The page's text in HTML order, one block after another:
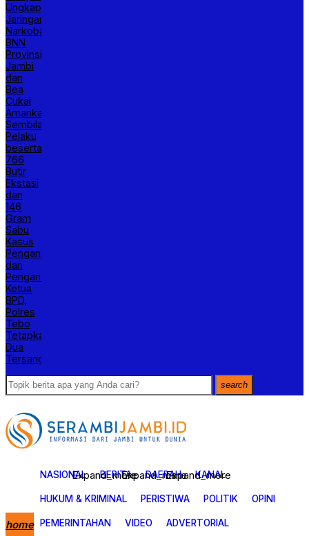
Ungkap
Jaringan
Narkoba,
BNN
Provinsi
Jambi
dan
Bea
Cukai
Amankan
Sembilan
Pelaku
beserta
766
Butir
Ekstasi
dan
146
Gram
Sabu
Kasus
Penganiayaan
dan
Pengancaman
Ketua
BPD,
Polres
Tebo
Tetapkan
Dua
Tersangka
search
NASIONAL BERITA
Expand_more DAERAH
Expand_more KANAL
Expand_more
HUKUM & KRIMINAL PERISTIWA POLITIK OPINI
PEMERINTAHAN VIDEO ADVERTORIAL
home